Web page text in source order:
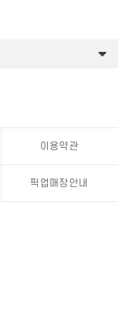
이용약관
픽업매장안내